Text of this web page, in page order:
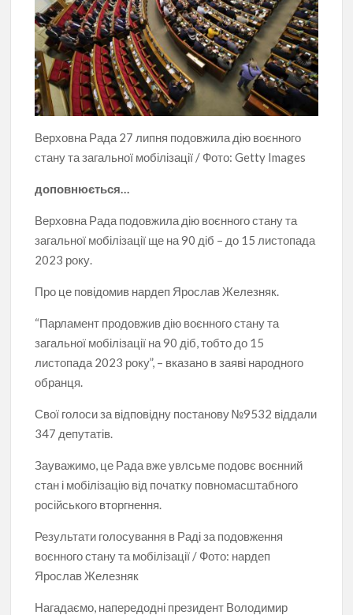
Верховна Рада 27 липня подовжила дію воєнного
стану та загальної мобілізації / Фото: Getty Images
доповнюється…
Верховна Рада подовжила дію воєнного стану та
загальної мобілізації ще на 90 діб – до 15 листопада
2023 року.
Про це повідомив нардеп Ярослав Железняк.
“Парламент продовжив дію воєнного стану та
загальної мобілізації на 90 діб, тобто до 15
листопада 2023 року”, – вказано в заяві народного
обранця.
Свої голоси за відповідну постанову №9532 віддали
347 депутатів.
Зауважимо, це Рада вже увлсьме подовє воєнний
стан і мобілізацію від початку повномасштабного
російського вторгнення.
Результати голосування в Раді за подовження
воєнного стану та мобілізації / Фото: нардеп
Ярослав Железняк
Нагадаємо, напередодні президент Володимир